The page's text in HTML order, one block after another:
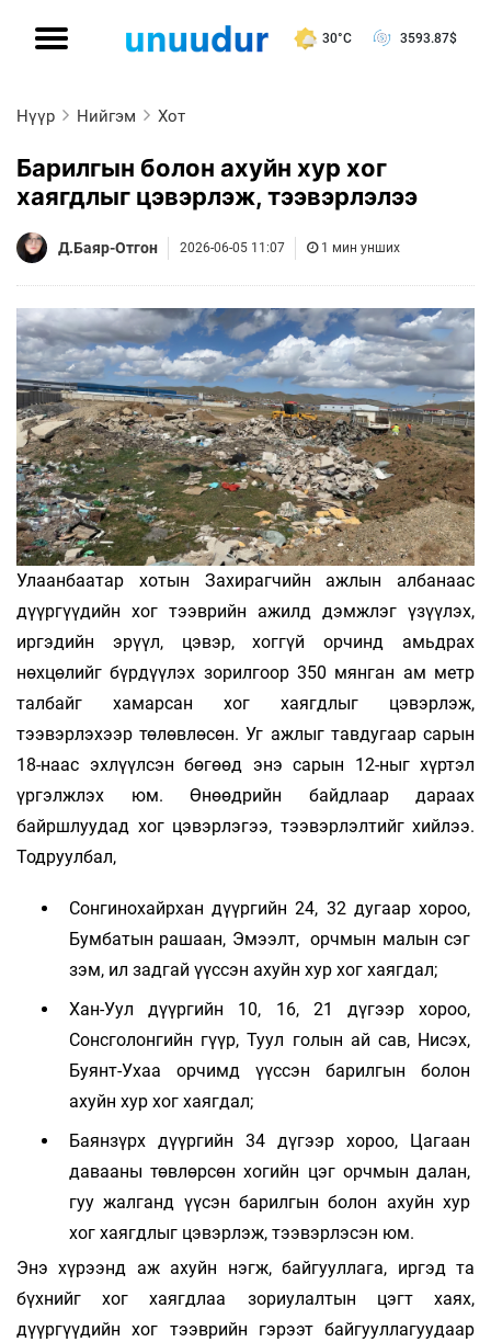
30°C 3593.87$
Нүүр Нийгэм Хот
Барилгын болон ахуйн хур хог
хаягдлыг цэвэрлэж, тээвэрлэлээ
Д.Баяр-Отгон 2026-06-05 11:07 1 мин унших
Улаанбаатар хотын Захирагчийн ажлын албанаас
дүүргүүдийн хог тээврийн ажилд дэмжлэг үзүүлэх,
иргэдийн эрүүл, цэвэр, хоггүй орчинд амьдрах
нөхцөлийг бүрдүүлэх зорилгоор 350 мянган ам метр
талбайг хамарсан хог хаягдлыг цэвэрлэж,
тээвэрлэхээр төлөвлөсөн. Уг ажлыг тавдугаар сарын
18-наас эхлүүлсэн бөгөөд энэ сарын 12-ныг хүртэл
үргэлжлэх юм. Өнөөдрийн байдлаар дараах
байршлуудад хог цэвэрлэгээ, тээвэрлэлтийг хийлээ.
Тодруулбал,
Сонгинохайрхан дүүргийн 24, 32 дугаар хороо,
Бумбатын рашаан, Эмээлт, орчмын малын сэг
зэм, ил задгай үүссэн ахуйн хур хог хаягдал;
Хан-Уул дүүргийн 10, 16, 21 дүгээр хороо,
Сонсголонгийн гүүр, Туул голын ай сав, Нисэх,
Буянт-Ухаа орчимд үүссэн барилгын болон
ахуйн хур хог хаягдал;
Баянзүрх дүүргийн 34 дүгээр хороо, Цагаан
давааны төвлөрсөн хогийн цэг орчмын далан,
гуу жалганд үүсэн барилгын болон ахуйн хур
хог хаягдлыг цэвэрлэж, тээвэрлэсэн юм.
Энэ хүрээнд аж ахуйн нэгж, байгууллага, иргэд та
бүхнийг хог хаягдлаа зориулалтын цэгт хаях,
дүүргүүдийн хог тээврийн гэрээт байгууллагуудаар